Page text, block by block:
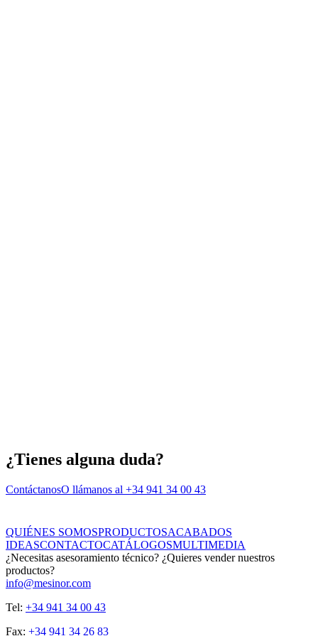
¿Tienes alguna duda?
ContáctanosO llámanos al +34 941 34 00 43
QUIÉNES SOMOSPRODUCTOSACABADOS
IDEASCONTACTOCATÁLOGOSMULTIMEDIA
¿Necesitas asesoramiento técnico? ¿Quieres vender nuestros
productos?
info@mesinor.com
Tel: +34 941 34 00 43
Fax: +34 941 34 26 83